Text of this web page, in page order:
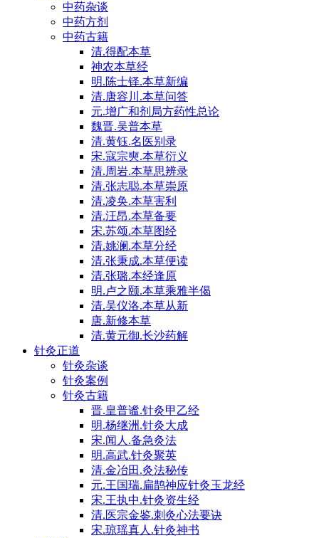
中药杂谈
中药方剂
中药古籍
清.得配本草
神农本草经
明.陈士铎.本草新编
清.唐容川.本草问答
元.增广和剂局方药性总论
魏晋.吴普本草
清.黄钰.名医别录
宋.寇宗奭.本草衍义
清.周岩.本草思辨录
清.张志聪.本草崇原
清.凌奂.本草害利
清.汪昂.本草备要
宋.苏颂.本草图经
清.姚澜.本草分经
清.张秉成.本草便读
清.张璐.本经逢原
明.卢之颐.本草乘雅半偈
清.吴仪洛.本草从新
唐.新修本草
清.黄元御.长沙药解
针灸正道
针灸杂谈
针灸案例
针灸古籍
晋.皇普谧.针灸甲乙经
明.杨继洲.针灸大成
宋.闻人.备急灸法
明.高武.针灸聚英
清.金冶田.灸法秘传
元.王国瑞.扁鹊神应针灸玉龙经
宋.王执中.针灸资生经
清.医宗金鉴.刺灸心法要诀
宋.琼瑶真人.针灸神书